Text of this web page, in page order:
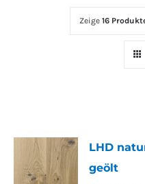
Zeige 16
LHD
geölt